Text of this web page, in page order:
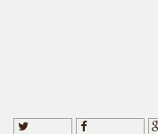
Tuitear Compartir